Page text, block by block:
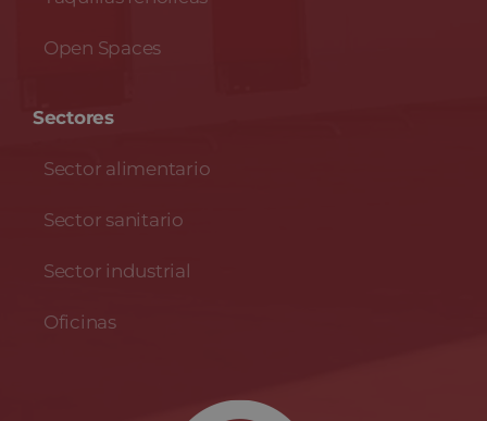
Open Spaces
Sectores
Sector alimentario
Sector sanitario
Sector industrial
Oficinas